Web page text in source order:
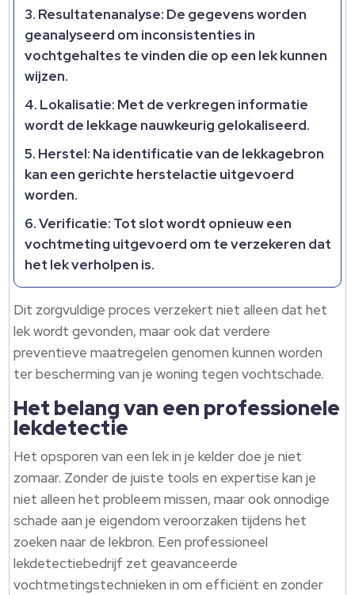
Resultatenanalyse: De gegevens worden
geanalyseerd om inconsistenties in
vochtgehaltes te vinden die op een lek kunnen
wijzen.
Lokalisatie: Met de verkregen informatie
wordt de lekkage nauwkeurig gelokaliseerd.
Herstel: Na identificatie van de lekkagebron
kan een gerichte herstelactie uitgevoerd
worden.
Verificatie: Tot slot wordt opnieuw een
vochtmeting uitgevoerd om te verzekeren dat
het lek verholpen is.
Dit zorgvuldige proces verzekert niet alleen dat het
lek wordt gevonden, maar ook dat verdere
preventieve maatregelen genomen kunnen worden
ter bescherming van je woning tegen vochtschade.
Het belang van een professionele
lekdetectie
Het opsporen van een lek in je kelder doe je niet
zomaar. Zonder de juiste tools en expertise kan je
niet alleen het probleem missen, maar ook onnodige
schade aan je eigendom veroorzaken tijdens het
zoeken naar de lekbron. Een professioneel
lekdetectiebedrijf zet geavanceerde
vochtmetingstechnieken in om efficiënt en zonder